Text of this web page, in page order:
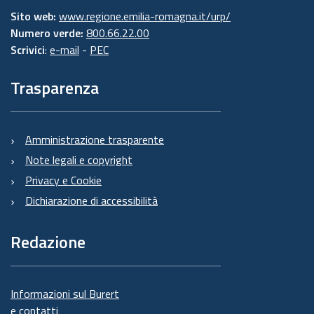
Sito web: www.regione.emilia-romagna.it/urp/
Numero verde: 800.66.22.00
Scrivici: e-mail - PEC
Trasparenza
Amministrazione trasparente
Note legali e copyright
Privacy e Cookie
Dichiarazione di accessibilità
Redazione
Informazioni sul Burert
e contatti